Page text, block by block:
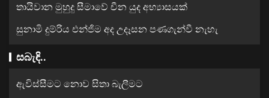
තායිවාන මුහුදු සීමාවේ චීන යුද අභ්‍යාසයක්
සුනාමි දුම්රිය එන්ජිම අද උදෑසන පණගැන්වී නැහැ
සබැඳි..
ඇවිස්සීමට නොව සිතා බැලීමට